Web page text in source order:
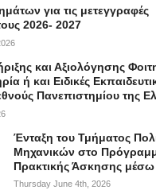
για τις μετεγγραφές
2026- 2027
και Αξιολόγησης
ή και Ειδικές
Πανεπιστημίου της
Ένταξη του Τμήματος
Μηχανικών στο
Πρακτικής Άσκησης
Thursday June 4th, 2026